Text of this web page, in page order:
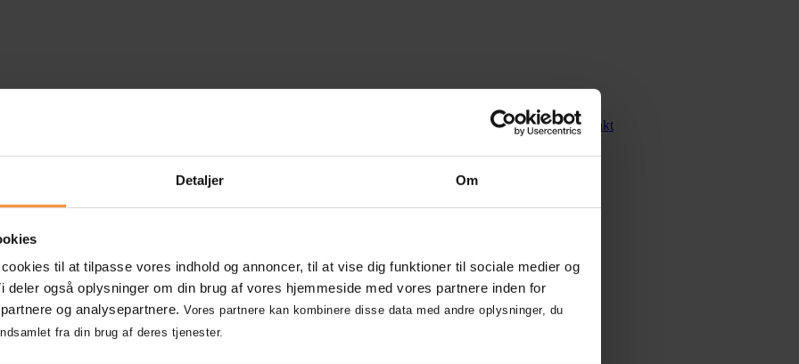
Detaljer Om
til at tilpasse vores indhold og annoncer, til at vise dig funktioner til sociale medier og
deler også oplysninger om din brug af vores hjemmeside med vores partnere inden for
og analysepartnere. Vores partnere kan kombinere disse data med andre oplysninger, du
fra din brug af deres tjenester.
Vores ydelserOm osKontakt